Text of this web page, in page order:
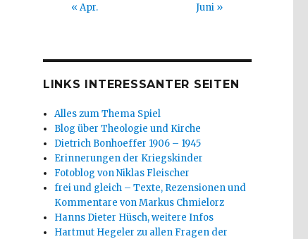
« Apr. Juni »
LINKS INTERESSANTER SEITEN
Alles zum Thema Spiel
Blog über Theologie und Kirche
Dietrich Bonhoeffer 1906 – 1945
Erinnerungen der Kriegskinder
Fotoblog von Niklas Fleischer
frei und gleich – Texte, Rezensionen und
Kommentare von Markus Chmielorz
Hanns Dieter Hüsch, weitere Infos
Hartmut Hegeler zu allen Fragen der